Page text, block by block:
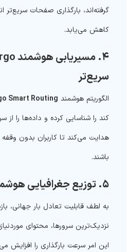
گرفته‌اند، بارگذاری صفحات سریع‌تر
کاهش می‌یابد.
سریع‌تر
الگوریتم هوشمند Smart Routing
کند را شناسایی کرده و داده‌ها را
هدایت می‌کند تا کاربران بدون
باشند.
۵. توزیع جغرافیایی هوشمند محتوا
به لطف قابلیت تعادل بار جهانی،
نزدیک‌ترین سرورها، محتوای
این امر سرعت بارگذاری را افزایش